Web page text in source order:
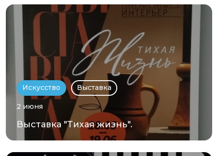
Искусство Выставка
2 июня
Выставка "Тихая жизнь".